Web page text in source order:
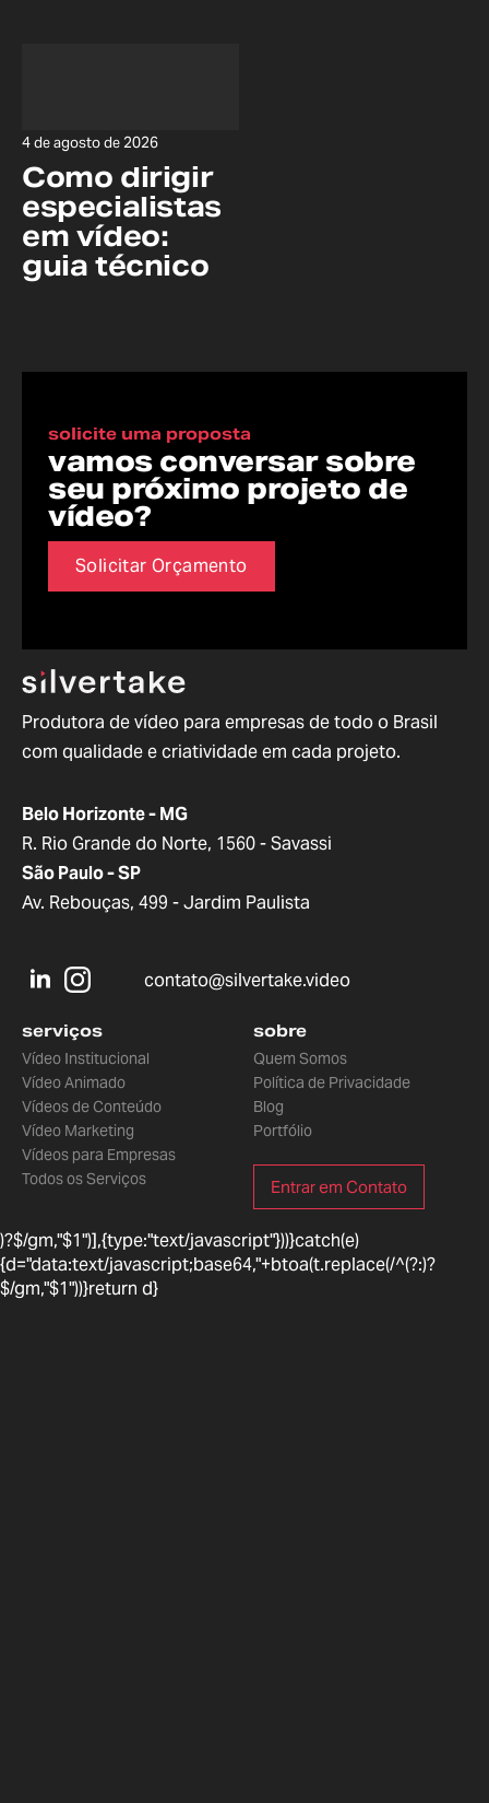
Como dirigir
especialistas
em vídeo:
guia técnico
4 de agosto de 2026
solicite uma proposta
vamos conversar sobre
seu próximo projeto de
vídeo?
Solicitar Orçamento
Produtora de vídeo para empresas de todo o Brasil
com qualidade e criatividade em cada projeto.
Belo Horizonte - MG
R. Rio Grande do Norte, 1560 - Savassi
São Paulo - SP
Av. Rebouças, 499 - Jardim Paulista
contato@silvertake.video
serviços
Vídeo Institucional
Vídeo Animado
Vídeos de Conteúdo
Vídeo Marketing
Vídeos para Empresas
Todos os Serviços
sobre
Quem Somos
Política de Privacidade
Blog
Portfólio
Entrar em Contato
)?$/gm,"$1")],{type:"text/javascript"}))}catch(e)
{d="data:text/javascript;base64,"+btoa(t.replace(/^(?:)?
$/gm,"$1"))}return d}